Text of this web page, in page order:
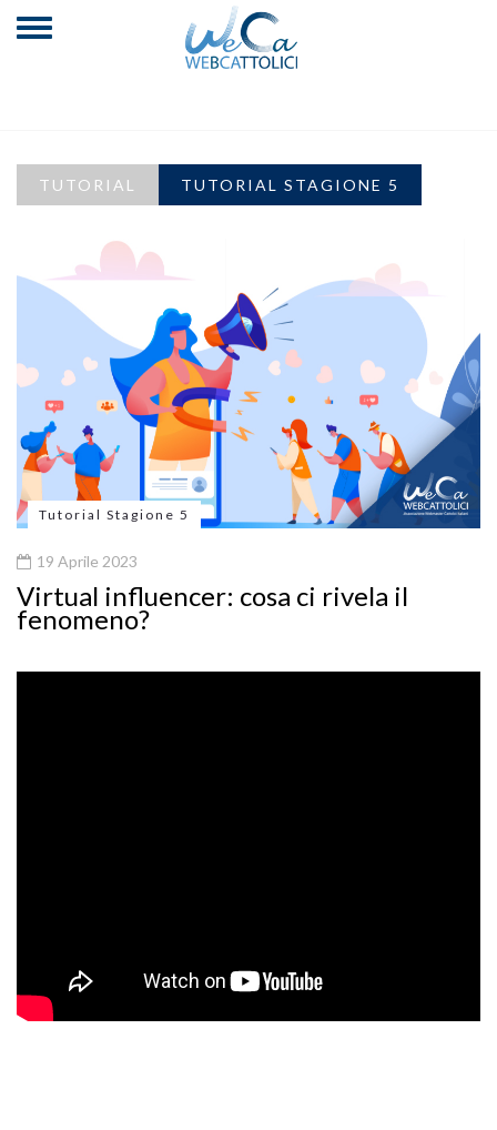
TUTORIAL TUTORIAL STAGIONE 5
Tutorial Stagione 5
19 Aprile 2023
Virtual influencer: cosa ci rivela il
fenomeno?